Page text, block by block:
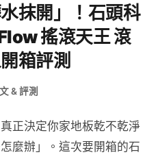
抹開」！石頭科
搖滾天王 滾
箱評測
& 評測
正決定你家地板乾不乾淨
麼辦」。這次要開箱的石